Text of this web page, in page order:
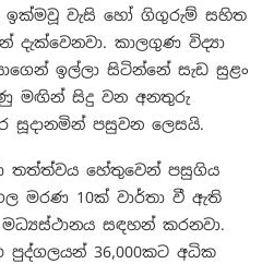
ඉක්මවූ වැසි හෝ ගිගුරුම් සහිත
කාලගුණ විද්‍යා
ඉල්ලා සිටින්නේ සැඩ සුළං
මඟින් සිදු වන අනතුරු
සූදානමින් පසුවන ලෙසයි.
තත්ත්වය හේතුවෙන් පසුගිය
මරණ 10ක් වාර්තා වී ඇති
සඳහන් කරනවා.
36,000කට අධික